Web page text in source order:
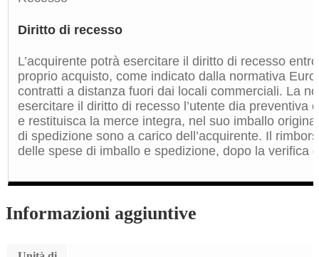
Diritto di recesso
L’acquirente potrà esercitare il diritto di recesso
proprio acquisto, come indicato dalla normativa
contratti a distanza fuori dai locali commerciali. La
esercitare il diritto di recesso l’utente dia preventiva
e restituisca la merce integra, nel suo imballo
di spedizione sono a carico dell’acquirente. Il
delle spese di imballo e spedizione, dopo la verifica
Informazioni aggiuntive